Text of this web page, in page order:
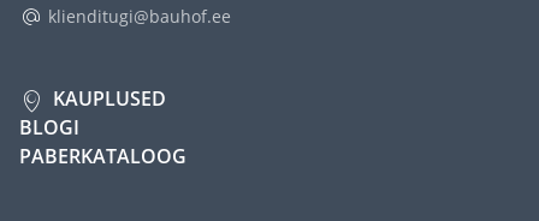
klienditugi@bauhof.ee
KAUPLUSED
BLOGI
PABERKATALOOG